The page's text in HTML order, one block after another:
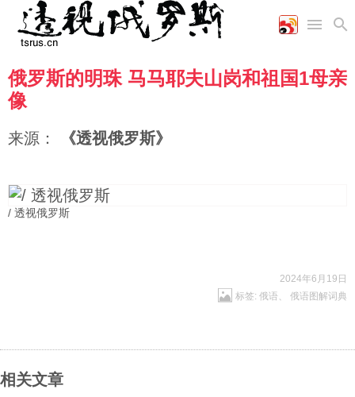
首页
国际
时政
空军
海军
陆军
财经
商业
工业
科技
文艺
教育
美食
图片新闻
高清图片
漫画
俄罗斯的明珠 马马耶夫山岗和祖国1母亲
像
来源： 《透视俄罗斯》
/ 透视俄罗斯
2024年6月19日
标签: 俄语、 俄语图解词典
相关文章